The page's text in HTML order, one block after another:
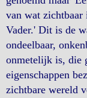
van wat
Vader.' Dit is de
ondeelbaar,
onmetelijk is, die
eigenschappen
zichtbare wereld